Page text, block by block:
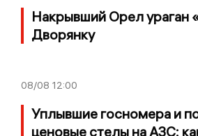
Накрывший Орел ураган
Дворянку
08/08 12:00
Уплывшие госномера и
ценовые стелы на АЗС: